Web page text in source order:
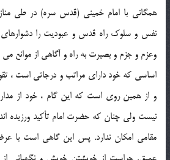
همگاني با امام خميني (قدس سره) در طي
نفس و سلوک راه قدس و عبوديت را
وعزم و جزم و بصيرت به راه و آگاهي از موانع
اساسي که خود داراي مراتب و درجاتي است ،
و از همين روي است که اين گام ، خود از
نيست ولي چنان که حضرت امام تأکيد ورزيده
مقامي امکان ندارد. پس اين گاهي است با